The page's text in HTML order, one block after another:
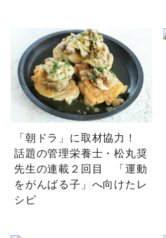
「朝ドラ」に取材協力！
話題の管理栄養士・松丸奨
先生の連載２回目 「運動
をがんばる子」へ向けたレ
シピ